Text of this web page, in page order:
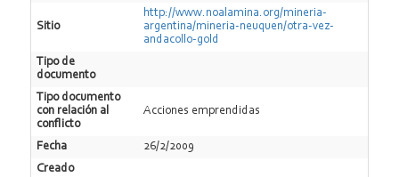
Sitio
http://www.noalamina.org/mineria-
argentina/mineria-neuquen/otra-vez-
andacollo-gold
Tipo de
documento
Tipo documento
con relación al
conflicto
Acciones emprendidas
Fecha
26/2/2009
Creado